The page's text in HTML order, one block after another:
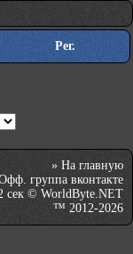
Рег.
» На главную
группа вконтакте
сек © WorldByte.NET
™ 2012-2026